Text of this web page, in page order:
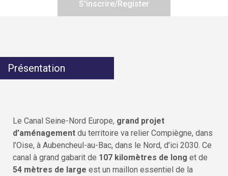
S'inscrire/Register
Présentation
Le Canal Seine-Nord Europe, grand projet
d’aménagement du territoire va relier Compiègne, dans
l’Oise, à Aubencheul-au-Bac, dans le Nord, d’ici 2030. Ce
canal à grand gabarit de 107 kilomètres de long et de
54 mètres de large est un maillon essentiel de la